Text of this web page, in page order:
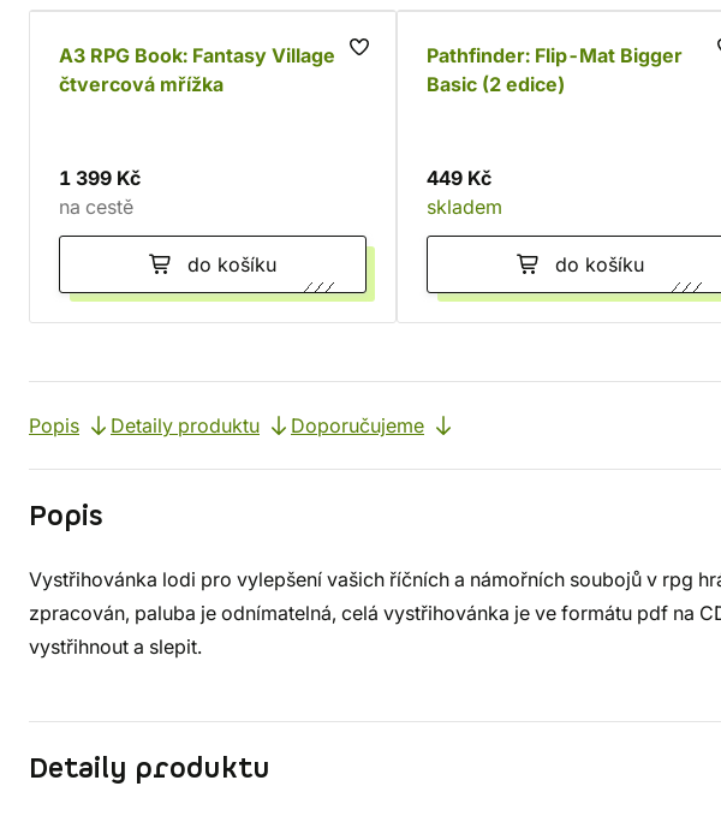
A3 RPG Book: Fantasy Village -
čtvercová mřížka
1 399 Kč
na cestě
do košíku
Pathfinder: Flip-Mat Bigger
Basic (2 edice)
449 Kč
skladem
do košíku
Popis Detaily produktu Doporučujeme
Popis
Vystřihovánka lodi pro vylepšení vašich říčních a námořních soubojů v rpg
zpracován, paluba je odnímatelná, celá vystřihovánka je ve formátu pdf na
vystřihnout a slepit.
Detaily produktu